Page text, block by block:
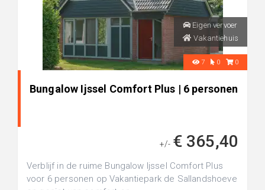
Eigen vervoer
Vakantiehuis
7 0 0
Bungalow Ijssel Comfort Plus | 6 personen
+/- € 365,40
Verblijf in de ruime Bungalow Ijssel Comfort Plus
voor 6 personen op Vakantiepark de Sallandshoeve